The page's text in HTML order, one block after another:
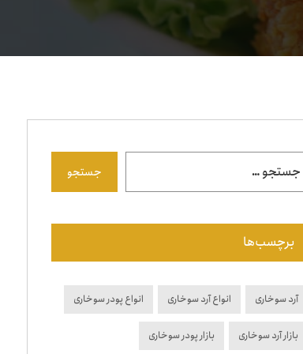
جستجو
برچسب‌ها
آرد سوخاری انواع آرد سوخاری انواع پودر سوخاری
بازار آرد سوخاری بازار پودر سوخاری